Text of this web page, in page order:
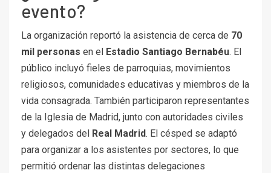
evento?
La organización reportó la asistencia de cerca de 70
mil personas en el Estadio Santiago Bernabéu. El
público incluyó fieles de parroquias, movimientos
religiosos, comunidades educativas y miembros de la
vida consagrada. También participaron representantes
de la Iglesia de Madrid, junto con autoridades civiles
y delegados del
Real Madrid. El césped se adaptó
para organizar a los asistentes por sectores, lo que
permitió ordenar las distintas delegaciones